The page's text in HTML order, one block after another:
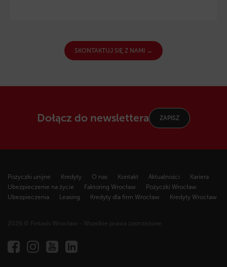
SKONTAKTUJ SIĘ Z NAMI →
Dołącz do newslettera ZAPISZ
Pożyczki unijne Kredyty O nas Kontakt Aktualności
Kariera
Ubezpieczenie na życie
Faktoring Wrocław
Pożyczki Wrocław
Ubezpieczenia
Leasing Kredyty dla firm Wrocław Kredyty Wrocław
2026 © Fintaxis Wrocław - Wszelkie prawa zastrzeżone